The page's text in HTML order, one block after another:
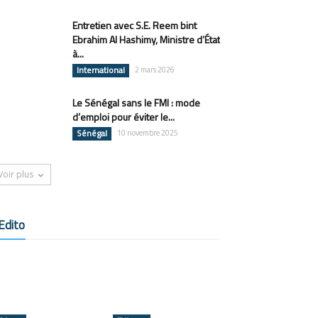
Entretien avec S.E. Reem bint
Ebrahim Al Hashimy, Ministre d’État
à...
International 2 mars 2026
Le Sénégal sans le FMI : mode
d’emploi pour éviter le...
Sénégal 10 novembre 2025
plus